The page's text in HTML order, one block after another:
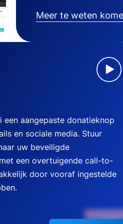
Meer te weten
een aangepaste donatieknop
en sociale media. Stuur
uw beveiligde
een overtuigende call-to-
door vooraf ingestelde